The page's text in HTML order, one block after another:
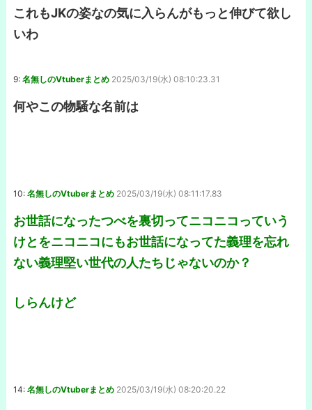
これもJKの姿なの気に入らんがもっと伸びて欲し
いわ
9: 名無しのVtuberまとめ 2025/03/19(水) 08:10:23.31
何やこの物騒な名前は
10: 名無しのVtuberまとめ 2025/03/19(水) 08:11:17.83
お世話になったつべを裏切ってニコニコっていう
けとをニコニコにもお世話になってた義理を忘れ
ない義理堅い世代の人たちじゃないのか？
しらんけど
14: 名無しのVtuberまとめ 2025/03/19(水) 08:20:20.22